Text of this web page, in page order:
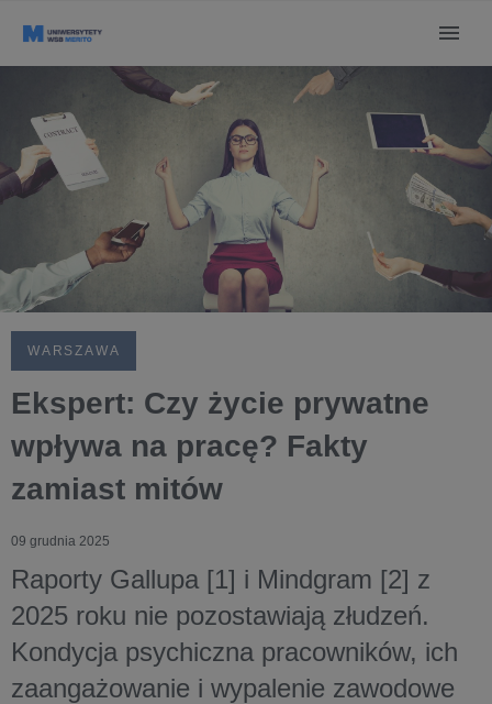
WARSZAWA
Ekspert: Czy życie prywatne
wpływa na pracę? Fakty
zamiast mitów
09 grudnia 2025
Raporty Gallupa [1] i Mindgram [2] z
2025 roku nie pozostawiają złudzeń.
Kondycja psychiczna pracowników, ich
zaangażowanie i wypalenie zawodowe